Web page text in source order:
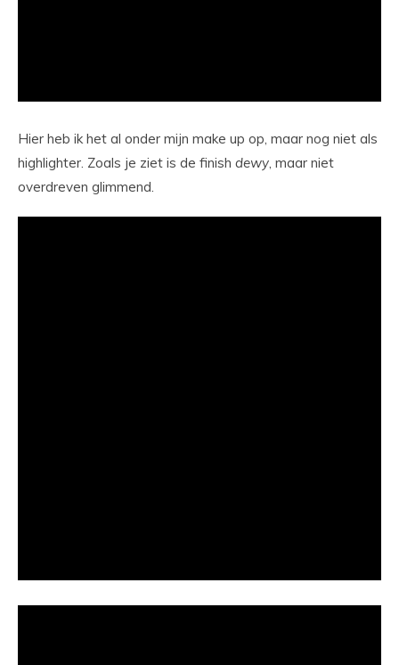
Hier heb ik het al onder mijn make up op, maar nog niet als
highlighter. Zoals je ziet is de finish dewy, maar niet
overdreven glimmend.